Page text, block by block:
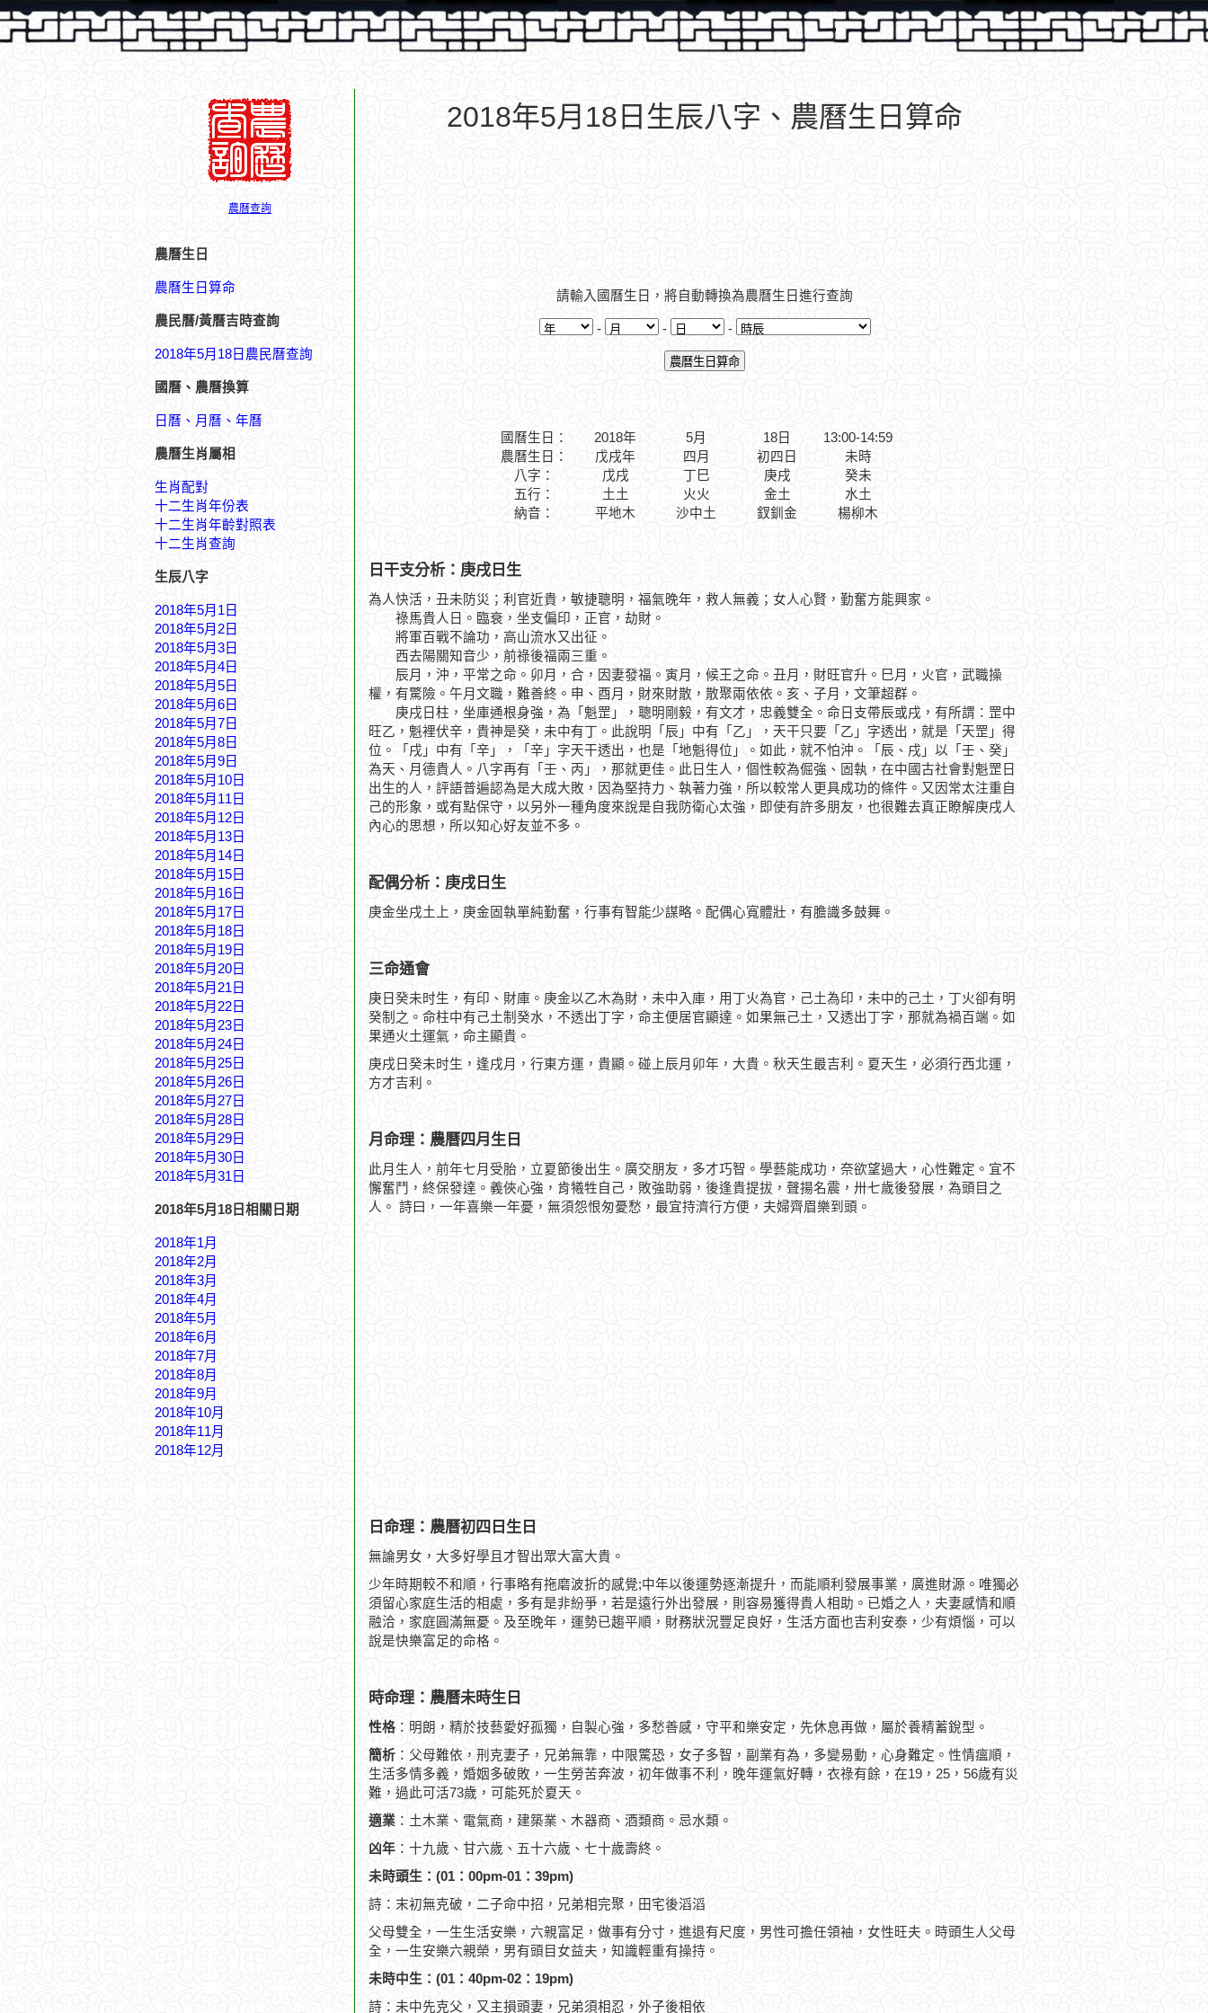
農曆查詢
農曆生日
農曆生日算命
農民曆/黃曆吉時查詢
2018年5月18日農民曆查詢
國曆、農曆換算
日曆、月曆、年曆
農曆生肖屬相
生肖配對
十二生肖年份表
十二生肖年齡對照表
十二生肖查詢
生辰八字
2018年5月1日
2018年5月2日
2018年5月3日
2018年5月4日
2018年5月5日
2018年5月6日
2018年5月7日
2018年5月8日
2018年5月9日
2018年5月10日
2018年5月11日
2018年5月12日
2018年5月13日
2018年5月14日
2018年5月15日
2018年5月16日
2018年5月17日
2018年5月18日
2018年5月19日
2018年5月20日
2018年5月21日
2018年5月22日
2018年5月23日
2018年5月24日
2018年5月25日
2018年5月26日
2018年5月27日
2018年5月28日
2018年5月29日
2018年5月30日
2018年5月31日
2018年5月18日相關日期
2018年1月
2018年2月
2018年3月
2018年4月
2018年5月
2018年6月
2018年7月
2018年8月
2018年9月
2018年10月
2018年11月
2018年12月
2018年5月18日生辰八字、農曆生日算命
請輸入國曆生日，將自動轉換為農曆生日進行查詢
- - -
國曆生日： 2018年 5月 18日
13:00-14:59
農曆生日：
戊戌年 四月 初四日
未時
八字：
戊戌 丁巳 庚戌
癸未
五行：
納音：
土土
平地木
火火
沙中土
金土
釵釧金
水土
楊柳木
日干支分析：庚戌日生
為人快活，丑未防災；利官近貴，敏捷聰明，福氣晚年，救人無義；女人心賢，勤奮方能興家。
祿馬貴人日。臨衰，坐支偏印，正官，劫財。
將軍百戰不論功，高山流水又出征。
西去陽關知音少，前祿後福兩三重。
辰月，沖，平常之命。卯月，合，因妻發福。寅月，候王之命。丑月，財旺官升。巳月，火官，武職操
權，有驚險。午月文職，難善終。申、酉月，財來財散，散聚兩依依。亥、子月，文筆超群。
庚戌日柱，坐庫通根身強，為「魁罡」，聰明剛毅，有文才，忠義雙全。命日支帶辰或戌，有所謂：罡中
旺乙，魁裡伏辛，貴神是癸，未中有丁。此說明「辰」中有「乙」，天干只要「乙」字透出，就是「天罡」得
位。「戌」中有「辛」，「辛」字天干透出，也是「地魁得位」。如此，就不怕沖。「辰、戌」以「壬、癸」
為天、月德貴人。八字再有「壬、丙」，那就更佳。此日生人，個性較為倔強、固執，在中國古社會對魁罡日
出生的人，評語普遍認為是大成大敗，因為堅持力、執著力強，所以較常人更具成功的條件。又因常太注重自
己的形象，或有點保守，以另外一種角度來說是自我防衛心太強，即使有許多朋友，也很難去真正瞭解庚戌人
內心的思想，所以知心好友並不多。
配偶分析：庚戌日生
庚金坐戌土上，庚金固執單純勤奮，行事有智能少謀略。配偶心寬體壯，有膽識多鼓舞。
三命通會
庚日癸未时生，有印、財庫。庚金以乙木為財，未中入庫，用丁火為官，己土為印，未中的己土，丁火卻有明
癸制之。命柱中有己土制癸水，不透出丁字，命主便居官顯達。如果無己土，又透出丁字，那就為禍百端。如
果通火土運氣，命主顯貴。
庚戌日癸未时生，逢戌月，行東方運，貴顯。碰上辰月卯年，大貴。秋天生最吉利。夏天生，必須行西北運，
方才吉利。
月命理：農曆四月生日
此月生人，前年七月受胎，立夏節後出生。廣交朋友，多才巧智。學藝能成功，奈欲望過大，心性難定。宜不
懈奮鬥，終保發達。義俠心強，肯犧牲自己，敗強助弱，後逢貴提拔，聲揚名震，卅七歲後發展，為頭目之
人。 詩曰，一年喜樂一年憂，無須怨恨匆憂愁，最宜持濟行方便，夫婦齊眉樂到頭。
日命理：農曆初四日生日
無論男女，大多好學且才智出眾大富大貴。
少年時期較不和順，行事略有拖磨波折的感覺;中年以後運勢逐漸提升，而能順利發展事業，廣進財源。唯獨必
須留心家庭生活的相處，多有是非紛爭，若是遠行外出發展，則容易獲得貴人相助。已婚之人，夫妻感情和順
融洽，家庭圓滿無憂。及至晚年，運勢已趨平順，財務狀況豐足良好，生活方面也吉利安泰，少有煩惱，可以
說是快樂富足的命格。
時命理：農曆未時生日
性格 ：明朗，精於技藝愛好孤獨，自製心強，多愁善感，守平和樂安定，先休息再做，屬於養精蓄銳型。
簡析 ：父母難依，刑克妻子，兄弟無靠，中限驚恐，女子多智，副業有為，多變易動，心身難定。性情瘟順，
生活多情多義，婚姻多破敗，一生勞苦奔波，初年做事不利，晚年運氣好轉，衣祿有餘，在19，25，56歲有災
難，過此可活73歲，可能死於夏天。
適業 ：土木業、電氣商，建築業、木器商、酒類商。忌水類。
凶年 ：十九歲、甘六歲、五十六歲、七十歲壽終。
未時頭生：(01：00pm-01：39pm)
詩：末初無克破，二子命中招，兄弟相完聚，田宅後滔滔
父母雙全，一生生活安樂，六親富足，做事有分寸，進退有尺度，男性可擔任領袖，女性旺夫。時頭生人父母
全，一生安樂六親榮，男有頭目女益夫，知識輕重有操持。
未時中生：(01：40pm-02：19pm)
詩：未中先克父，又主損頭妻，兄弟須相忍，外子後相依